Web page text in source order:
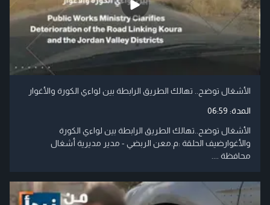
الأشغال توضح.. تهالك الطريق الرابطة بين لواءي الكورة والأغوار
المدة: 06:59
الأشغال توضح..تهالك الطريق الرابطة بين لواءي الكورة
والأغوارضيف الحلقة :م.معن الربضي - مدير مديرية أشغال
محافظة ....